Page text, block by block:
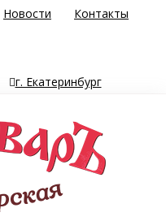
Новости
Контакты
г. Екатеринбург